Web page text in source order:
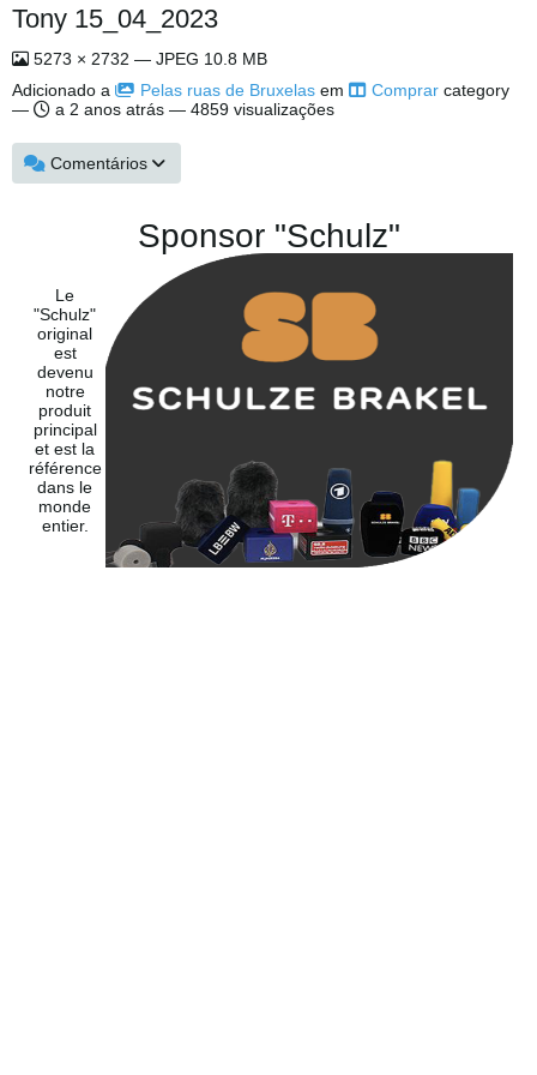
Tony 15_04_2023
5273 × 2732 — JPEG 10.8 MB
Adicionado a
Pelas ruas de Bruxelas em Comprar category
—
a 2 anos atrás — 4859 visualizações
Comentários
Sponsor "Schulz"
Le
"Schulz"
original
est
devenu
notre
produit
principal
et est la
référence
dans le
monde
entier.